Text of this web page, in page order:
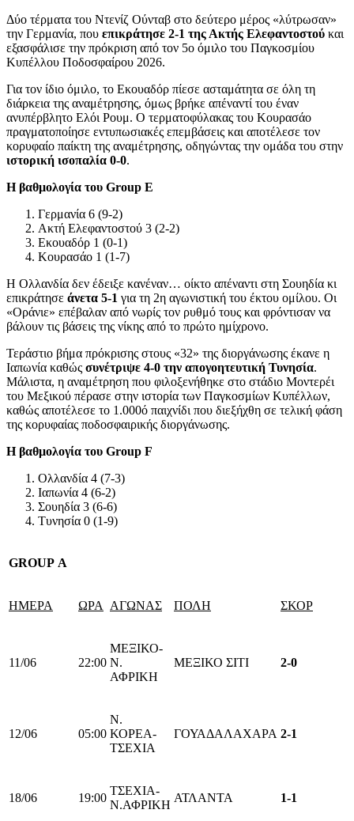
Δύο τέρματα του Ντενίζ Ούνταβ στο δεύτερο μέρος «λύτρωσαν»
την Γερμανία, που επικράτησε 2-1 της Ακτής Ελεφαντοστού και
εξασφάλισε την πρόκριση από τον 5ο όμιλο του Παγκοσμίου
Κυπέλλου Ποδοσφαίρου 2026.
Για τον ίδιο όμιλο, το Εκουαδόρ πίεσε ασταμάτητα σε όλη τη
διάρκεια της αναμέτρησης, όμως βρήκε απέναντί του έναν
ανυπέρβλητο Ελόι Ρουμ. Ο τερματοφύλακας του Κουρασάο
πραγματοποίησε εντυπωσιακές επεμβάσεις και αποτέλεσε τον
κορυφαίο παίκτη της αναμέτρησης, οδηγώντας την ομάδα του στην
ιστορική ισοπαλία 0-0.
Η βαθμολογία του Group E
Γερμανία 6 (9-2)
Ακτή Ελεφαντοστού 3 (2-2)
Εκουαδόρ 1 (0-1)
Κουρασάο 1 (1-7)
Η Ολλανδία δεν έδειξε κανέναν… οίκτο απέναντι στη Σουηδία κι
επικράτησε άνετα 5-1 για τη 2η αγωνιστική του έκτου ομίλου. Οι
«Οράνιε» επέβαλαν από νωρίς τον ρυθμό τους και φρόντισαν να
βάλουν τις βάσεις της νίκης από το πρώτο ημίχρονο.
Τεράστιο βήμα πρόκρισης στους «32» της διοργάνωσης έκανε η
Ιαπωνία καθώς συνέτριψε 4-0 την απογοητευτική Τυνησία.
Μάλιστα, η αναμέτρηση που φιλοξενήθηκε στο στάδιο Μοντερέι
του Μεξικού πέρασε στην ιστορία των Παγκοσμίων Κυπέλλων,
καθώς αποτέλεσε το 1.000ό παιχνίδι που διεξήχθη σε τελική φάση
της κορυφαίας ποδοσφαιρικής διοργάνωσης.
Η βαθμολογία του Group F
Ολλανδία 4 (7-3)
Ιαπωνία 4 (6-2)
Σουηδία 3 (6-6)
Τυνησία 0 (1-9)
GROUP A
ΗΜΕΡΑ ΩΡΑ ΑΓΩΝΑΣ ΠΟΛΗ ΣΚΟΡ
11/06 22:00
ΜΕΞΙΚΟ-
Ν.
ΑΦΡΙΚΗ
ΜΕΞΙΚΟ ΣΙΤΙ 2-0
12/06 05:00
Ν.
ΚΟΡΕΑ-
ΤΣΕΧΙΑ
ΓΟΥΑΔΑΛΑΧΑΡΑ 2-1
18/06 19:00
ΤΣΕΧΙΑ-
Ν.ΑΦΡΙΚΗ
ΑΤΛΑΝΤΑ 1-1